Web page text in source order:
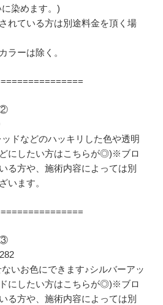
染めます。)
れている方は別途料金を頂く場
ラーは除く。
②
ドなどのハッキリした色や透明
にしたい方はこちらが◎)※ブロ
る方や、施術内容によっては別
います。
③
いお色にできます♪シルバーアッ
にしたい方はこちらが◎)※ブロ
る方や、施術内容によっては別